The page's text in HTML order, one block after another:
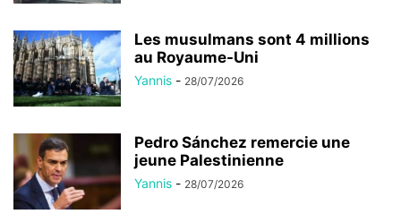
Les musulmans sont 4 millions
au Royaume-Uni
Yannis - 28/07/2026
Pedro Sánchez remercie une
jeune Palestinienne
Yannis - 28/07/2026